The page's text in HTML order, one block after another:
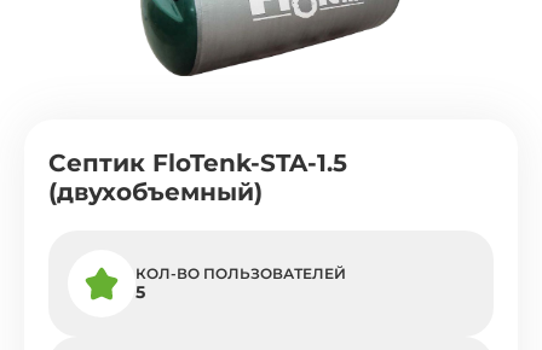
Септик FloTenk-STA-1.5
(двухобъемный)
КОЛ-ВО ПОЛЬЗОВАТЕЛЕЙ
5